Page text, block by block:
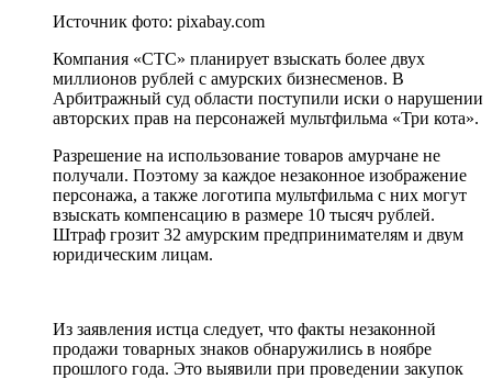
Источник фото: pixabay.com
Компания «СТС» планирует взыскать более двух
миллионов рублей с амурских бизнесменов. В
Арбитражный суд области поступили иски о нарушении
авторских прав на персонажей мультфильма «Три кота».
Разрешение на использование товаров амурчане не
получали. Поэтому за каждое незаконное изображение
персонажа, а также логотипа мультфильма с них могут
взыскать компенсацию в размере 10 тысяч рублей.
Штраф грозит 32 амурским предпринимателям и двум
юридическим лицам.
Из заявления истца следует, что факты незаконной
продажи товарных знаков обнаружились в ноябре
прошлого года. Это выявили при проведении закупок